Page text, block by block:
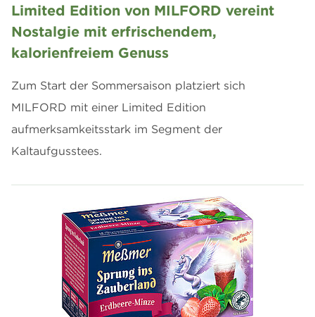
Limited Edition von MILFORD vereint
Nostalgie mit erfrischendem,
kalorienfreiem Genuss
Zum Start der Sommersaison platziert sich
MILFORD mit einer Limited Edition
aufmerksamkeitsstark im Segment der
Kaltaufgusstees.